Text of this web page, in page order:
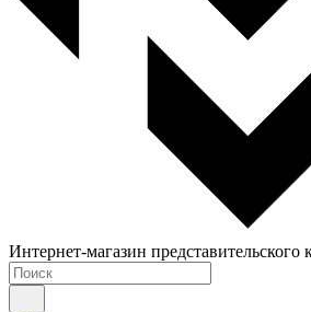
Интернет-магазин представительского